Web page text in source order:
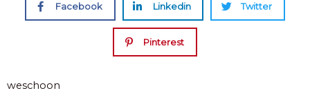
Facebook Linkedin Twitter
Pinterest
weschoon